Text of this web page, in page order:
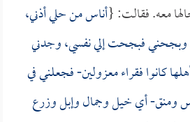
معه. فقالت: {أناس من حلي أذني،
فبجحت إلي نفسي، وجدني
كانوا فقراء معزولين- فجعلني في
ومنق- أي خيل وجمال وإبل وزرع